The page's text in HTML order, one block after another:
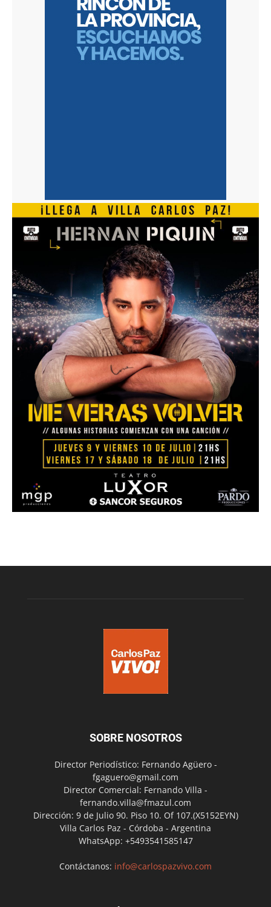
SOBRE NOSOTROS
Director Periodístico: Fernando Agüero -
fgaguero@gmail.com
Director Comercial: Fernando Villa -
fernando.villa@fmazul.com
Dirección: 9 de Julio 90. Piso 10. Of 107.(X5152EYN)
Villa Carlos Paz - Córdoba - Argentina
WhatsApp: +5493541585147
Contáctanos: info@carlospazvivo.com